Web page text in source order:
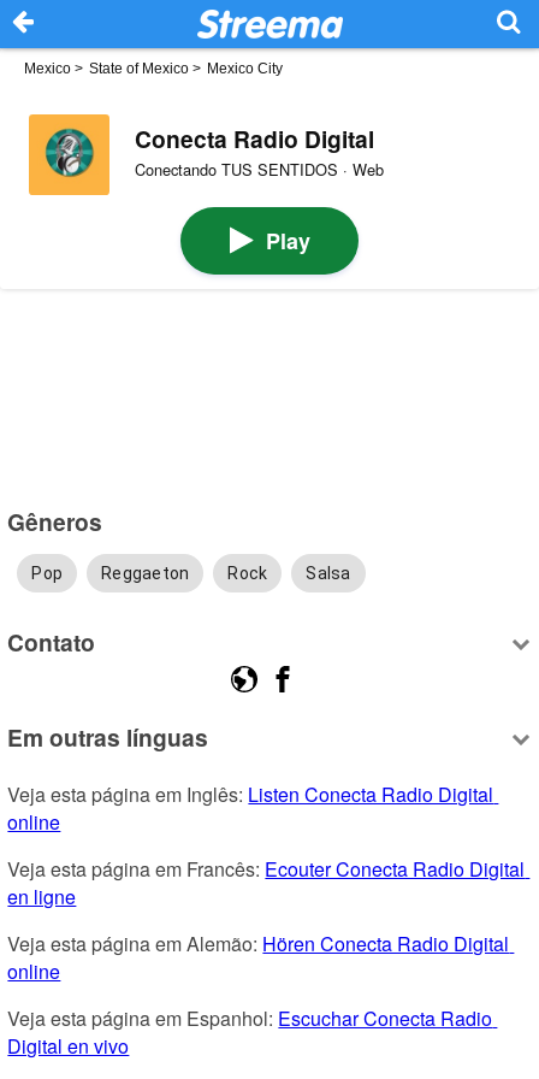
Mexico > State of Mexico > Mexico City
Conecta Radio Digital
Conectando TUS SENTIDOS · Web
Play
Gêneros
Pop Reggaeton Rock Salsa
Contato
Em outras línguas
Veja esta página em Inglês: Listen Conecta Radio Digital
online
Veja esta página em Francês: Ecouter Conecta Radio Digital
en ligne
Veja esta página em Alemão: Hören Conecta Radio Digital
online
Veja esta página em Espanhol: Escuchar Conecta Radio
Digital en vivo